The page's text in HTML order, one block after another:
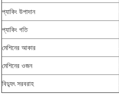
প্যাকিং উপাদান
প্যাকিং গতি
মেশিনের আকার
মেশিনের ওজন
বিদ্যুৎ সরবরাহ